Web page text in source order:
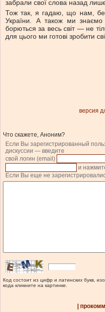
забрали свої слова назад
Тож так, я гадаю, що нам,
України. А також ми знаємо
борються за весь світ — не
для цього ми готові зробити
версия
Что скажете, Аноним?
Если Вы зарегистрированный
дискуссии — введите
свой логин (email)
и
Если Вы еще не
Код состоит из цифр и латинских букв,
кода кликните на картинке.
|